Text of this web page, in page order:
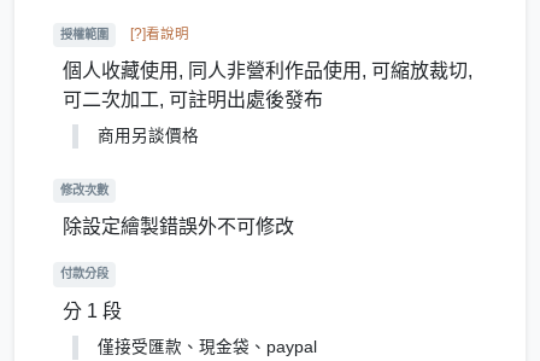
授權範圍 [?]看說明
個人收藏使用, 同人非營利作品使用, 可縮放裁切,
可二次加工, 可註明出處後發布
商用另談價格
修改次數
除設定繪製錯誤外不可修改
付款分段
分 1 段
僅接受匯款、現金袋、paypal